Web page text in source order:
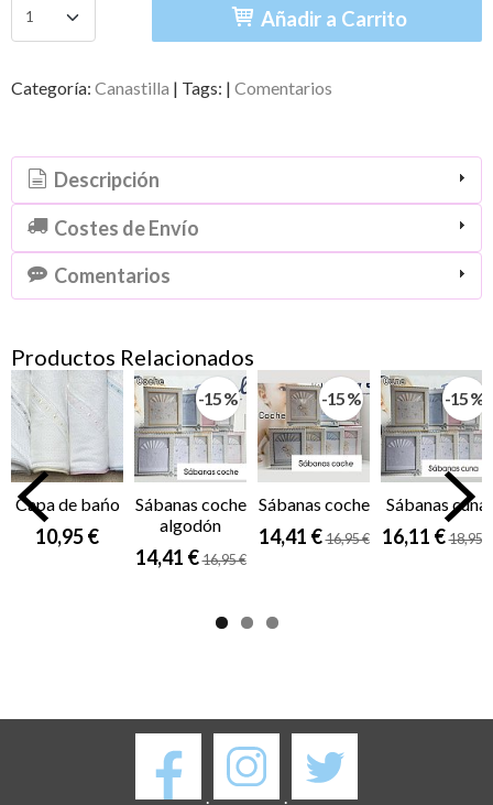
Añadir a Carrito
Categoría: Canastilla | Tags: | Comentarios
Descripción
Costes de Envío
Comentarios
Productos Relacionados
Capa de bańo
10,95 €
-15 %
Sábanas coche
algodón
14,41 €16,95 €
-15 %
Sábanas coche
14,41 €16,95 €
-15 %
Sábanas cuna
16,11 €18,95 €